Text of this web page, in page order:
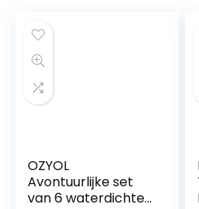
OZYOL
Avontuurlijke set
van 6 waterdichte